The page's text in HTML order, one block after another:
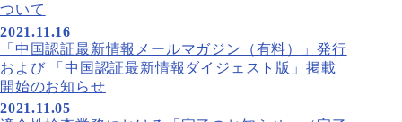
ついて
2021.11.16
「中国認証最新情報メールマガジン（有料）」発行
および 「中国認証最新情報ダイジェスト版」掲載
開始のお知らせ
2021.11.05